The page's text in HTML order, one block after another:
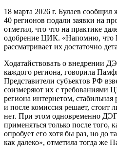
18 марта 2026 г. Булаев
40 регионов подали заявки на
отметил, что что на практике
одобрение ЦИК. «Напомню, что
рассматривает их достаточно
Ходатайствовать о внедрении
каждого региона, говорила
Представители субъектов РФ
соизмеряют их с требованиями
региона интернетом, стабильная
и после комиссия решает, стоит
нет. При этом одновременно
применяться только после того,
опробует его хотя бы раз, но до
как далеко», отметила тогда же